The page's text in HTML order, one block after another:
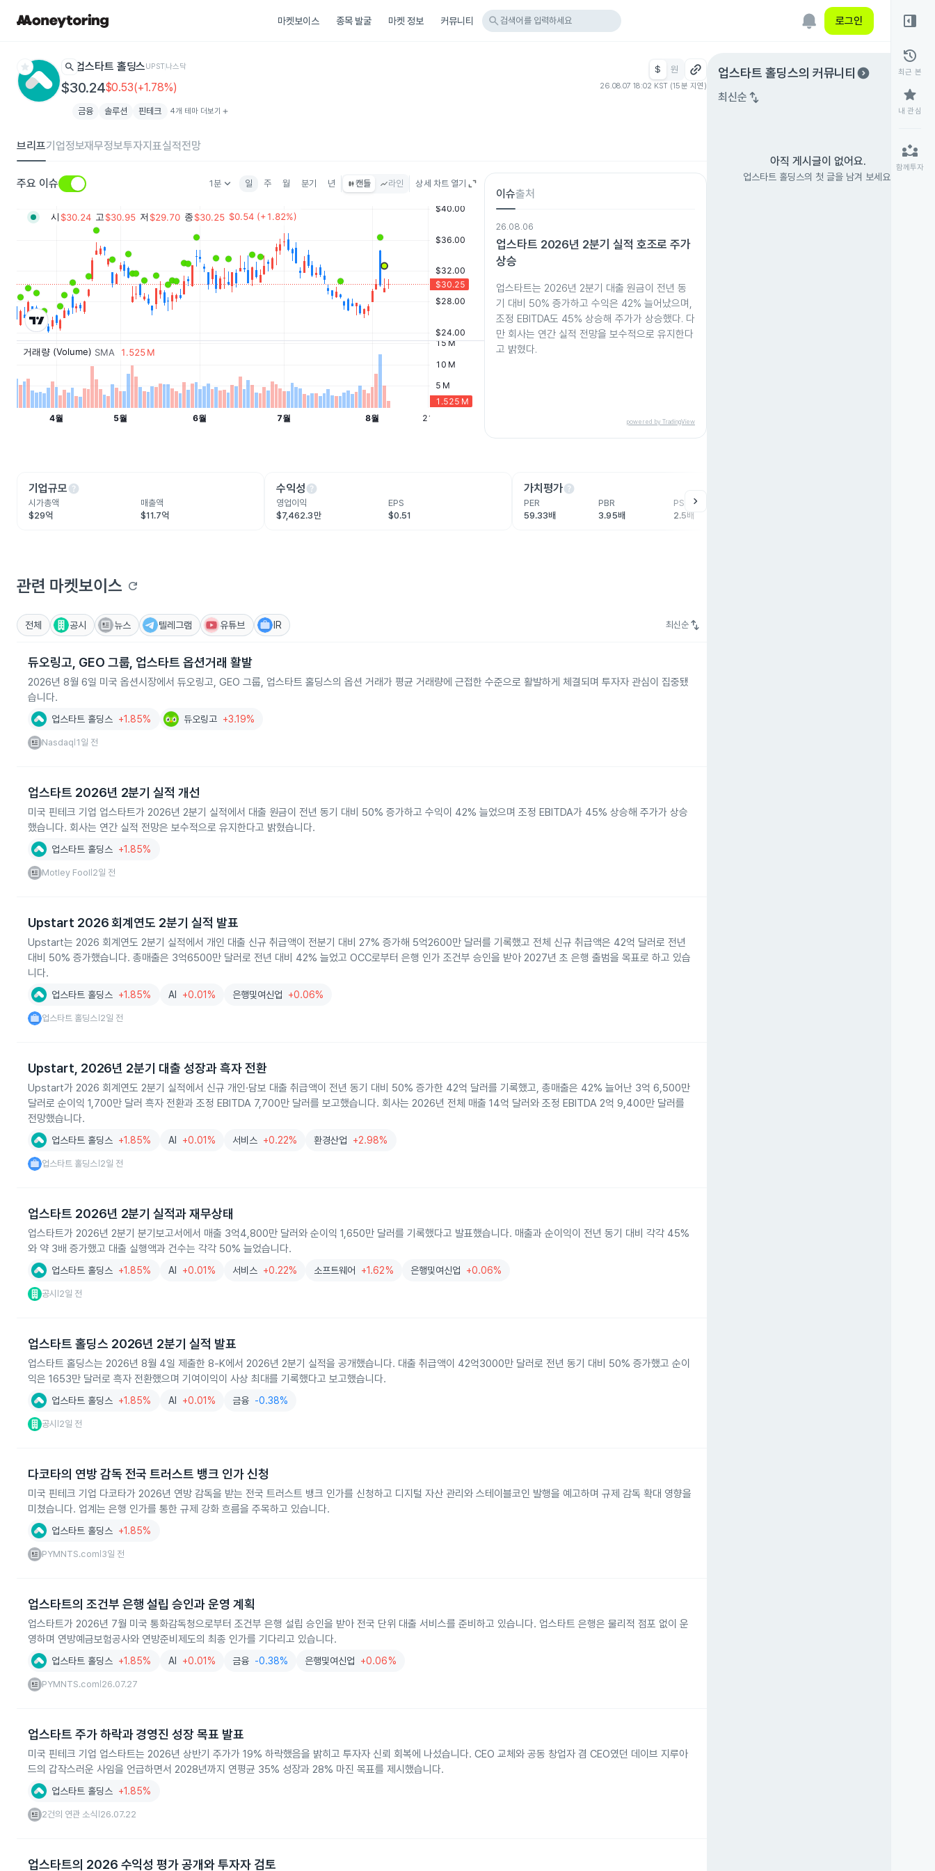
마켓보이스 종목 발굴 마켓 정보 커뮤니티 search 검색어를 입력하세요 로그인
star search 업스타트 홀딩스UPST나스닥
$30.24$0.53(+1.78%)
$ 원
26.08.07 18:02 KST (15분 지연)
금융 솔루션 핀테크 4개 테마 더보기 add
브리프기업정보재무정보투자지표실적전망
주요 이슈 1분keyboard_arrow_down 일 주 월 분기 년 캔들 라인 상세 차트 열기
이슈출처
26.08.06
업스타트 2026년 2분기 실적 호조로 주가
상승
업스타트는 2026년 2분기 대출 원금이 전년 동
기 대비 50% 증가하고 수익은 42% 늘어났으며,
조정 EBITDA도 45% 상승해 주가가 상승했다. 다
만 회사는 연간 실적 전망을 보수적으로 유지한다
고 밝혔다.
powered by TradingView
기업규모help
시가총액
$29억
매출액
$11.7억
수익성help
영업이익
$7,462.3만
EPS
$0.51
가치평가help
PER
59.33배
PBR
3.95배
PSR
2.5배
chevron_right
관련 마켓보이스 refresh
전체 공시 뉴스 텔레그램 유튜브 IR 최신순 swap_vert
듀오링고, GEO 그룹, 업스타트 옵션거래 활발
2026년 8월 6일 미국 옵션시장에서 듀오링고, GEO 그룹, 업스타트 홀딩스의 옵션 거래가 평균 거래량에 근접한 수준으로 활발하게 체결되며 투자자 관심이 집중됐
습니다.
업스타트 홀딩스 +1.85% 듀오링고 +3.19%
Nasdaq 1일 전
업스타트 2026년 2분기 실적 개선
미국 핀테크 기업 업스타트가 2026년 2분기 실적에서 대출 원금이 전년 동기 대비 50% 증가하고 수익이 42% 늘었으며 조정 EBITDA가 45% 상승해 주가가 상승
했습니다. 회사는 연간 실적 전망은 보수적으로 유지한다고 밝혔습니다.
업스타트 홀딩스 +1.85%
Motley Fool 2일 전
Upstart 2026 회계연도 2분기 실적 발표
Upstart는 2026 회계연도 2분기 실적에서 개인 대출 신규 취급액이 전분기 대비 27% 증가해 5억2600만 달러를 기록했고 전체 신규 취급액은 42억 달러로 전년
대비 50% 증가했습니다. 총매출은 3억6500만 달러로 전년 대비 42% 늘었고 OCC로부터 은행 인가 조건부 승인을 받아 2027년 초 은행 출범을 목표로 하고 있습
니다.
업스타트 홀딩스 +1.85% AI +0.01% 은행및여신업 +0.06%
업스타트 홀딩스 2일 전
Upstart, 2026년 2분기 대출 성장과 흑자 전환
Upstart가 2026 회계연도 2분기 실적에서 신규 개인·담보 대출 취급액이 전년 동기 대비 50% 증가한 42억 달러를 기록했고, 총매출은 42% 늘어난 3억 6,500만
달러로 순이익 1,700만 달러 흑자 전환과 조정 EBITDA 7,700만 달러를 보고했습니다. 회사는 2026년 전체 매출 14억 달러와 조정 EBITDA 2억 9,400만 달러를
전망했습니다.
업스타트 홀딩스 +1.85% AI +0.01% 서비스 +0.22% 환경산업 +2.98%
업스타트 홀딩스 2일 전
업스타트 2026년 2분기 실적과 재무상태
업스타트가 2026년 2분기 분기보고서에서 매출 3억4,800만 달러와 순이익 1,650만 달러를 기록했다고 발표했습니다. 매출과 순이익이 전년 동기 대비 각각 45%
와 약 3배 증가했고 대출 실행액과 건수는 각각 50% 늘었습니다.
업스타트 홀딩스 +1.85% AI +0.01% 서비스 +0.22% 소프트웨어 +1.62% 은행및여신업 +0.06%
공시 2일 전
업스타트 홀딩스 2026년 2분기 실적 발표
업스타트 홀딩스는 2026년 8월 4일 제출한 8‑K에서 2026년 2분기 실적을 공개했습니다. 대출 취급액이 42억3000만 달러로 전년 동기 대비 50% 증가했고 순이
익은 1653만 달러로 흑자 전환했으며 기여이익이 사상 최대를 기록했다고 보고했습니다.
업스타트 홀딩스 +1.85% AI +0.01% 금융 -0.38%
공시 2일 전
다코타의 연방 감독 전국 트러스트 뱅크 인가 신청
미국 핀테크 기업 다코타가 2026년 연방 감독을 받는 전국 트러스트 뱅크 인가를 신청하고 디지털 자산 관리와 스테이블코인 발행을 예고하며 규제 감독 확대 영향을
미쳤습니다. 업계는 은행 인가를 통한 규제 강화 흐름을 주목하고 있습니다.
업스타트 홀딩스 +1.85%
PYMNTS.com 3일 전
업스타트의 조건부 은행 설립 승인과 운영 계획
업스타트가 2026년 7월 미국 통화감독청으로부터 조건부 은행 설립 승인을 받아 전국 단위 대출 서비스를 준비하고 있습니다. 업스타트 은행은 물리적 점포 없이 운
영하며 연방예금보험공사와 연방준비제도의 최종 인가를 기다리고 있습니다.
업스타트 홀딩스 +1.85% AI +0.01% 금융 -0.38% 은행및여신업 +0.06%
PYMNTS.com 26.07.27
업스타트 주가 하락과 경영진 성장 목표 발표
미국 핀테크 기업 업스타트는 2026년 상반기 주가가 19% 하락했음을 밝히고 투자자 신뢰 회복에 나섰습니다. CEO 교체와 공동 창업자 겸 CEO였던 데이브 지루아
드의 갑작스러운 사임을 언급하면서 2028년까지 연평균 35% 성장과 28% 마진 목표를 제시했습니다.
업스타트 홀딩스 +1.85%
2건의 연관 소식 26.07.22
업스타트의 2026 수익성 평가 공개와 투자자 검토
업스타트 홀딩스의 커뮤니티 expand_circle_right
최신순 swap_vert
아직 게시글이 없어요.
업스타트 홀딩스의 첫 글을 남겨 보세요.
right_panel_open
history
최근 본
star
내 관심
partner_exchange
함께투자